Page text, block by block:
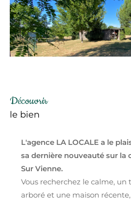
découvrir
le bien
L'agence LA LOCALE a le
sa dernière nouveauté sur la
Sur Vienne.
Vous recherchez le calme,
arboré et une maison